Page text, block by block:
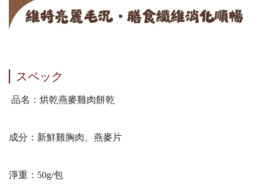
スペック
品名：烘乾燕麥雞肉餅乾
成分：新鮮雞胸肉、燕麥片
淨重：50g/包